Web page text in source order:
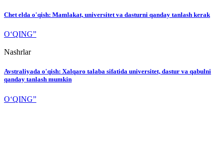
Chet elda o'qish: Mamlakat, universitet va dasturni qanday tanlash kerak
O‘QING”
Nashrlar
Avstraliyada o'qish: Xalqaro talaba sifatida universitet, dastur va qabulni
qanday tanlash mumkin
O‘QING”